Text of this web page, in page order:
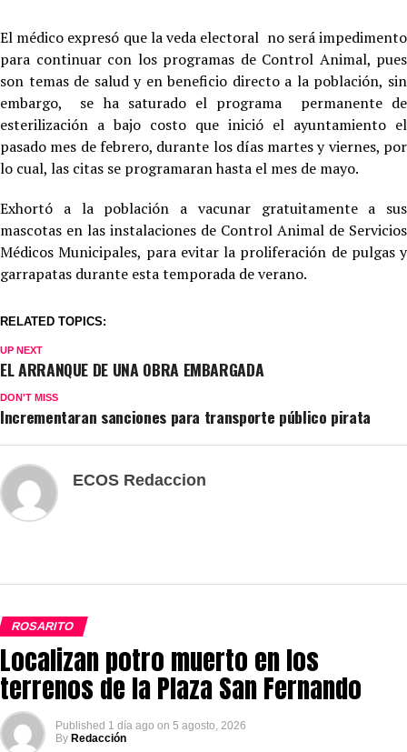
El médico expresó que la veda electoral no será impedimento
para continuar con los programas de Control Animal, pues
son temas de salud y en beneficio directo a la población, sin
embargo, se ha saturado el programa permanente de
esterilización a bajo costo que inició el ayuntamiento el
pasado mes de febrero, durante los días martes y viernes, por
lo cual, las citas se programaran hasta el mes de mayo.
Exhortó a la población a vacunar gratuitamente a sus
mascotas en las instalaciones de Control Animal de Servicios
Médicos Municipales, para evitar la proliferación de pulgas y
garrapatas durante esta temporada de verano.
RELATED TOPICS:
UP NEXT
EL ARRANQUE DE UNA OBRA EMBARGADA
DON'T MISS
Incrementaran sanciones para transporte público pirata
ECOS Redaccion
ROSARITO
Localizan potro muerto en los
terrenos de la Plaza San Fernando
Published 1 día ago on 5 agosto, 2026
By Redacción